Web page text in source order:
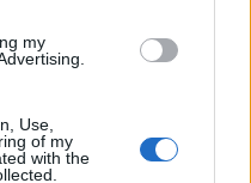
my
Use,
of my
with the